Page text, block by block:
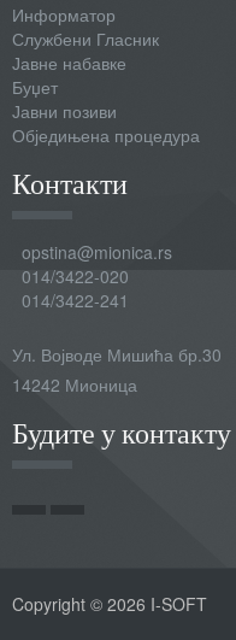
Информатор
Службени Гласник
Јавне набавке
Буџет
Јавни позиви
Обједињена процедура
Контакти
opstina@mionica.rs
014/3422-020
014/3422-241
Ул. Војводе Мишића бр.30
14242 Мионица
Будите у контакту
Copyright © 2026 I-SOFT